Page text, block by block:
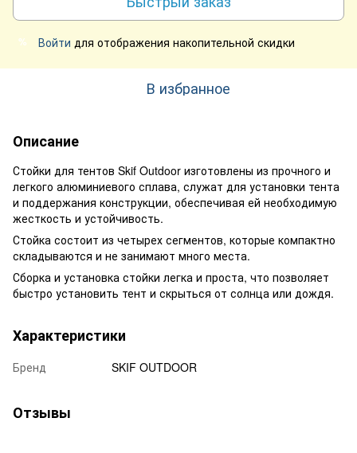
% Войти для отображения накопительной скидки
В избранное
Описание
Стойки для тентов Skif Outdoor изготовлены из прочного и
легкого алюминиевого сплава, служат для установки тента
и поддержания конструкции, обеспечивая ей необходимую
жесткость и устойчивость.
Стойка состоит из четырех сегментов, которые компактно
складываются и не занимают много места.
Сборка и установка стойки легка и проста, что позволяет
быстро установить тент и скрыться от солнца или дождя.
Характеристики
Бренд SKIF OUTDOOR
Отзывы